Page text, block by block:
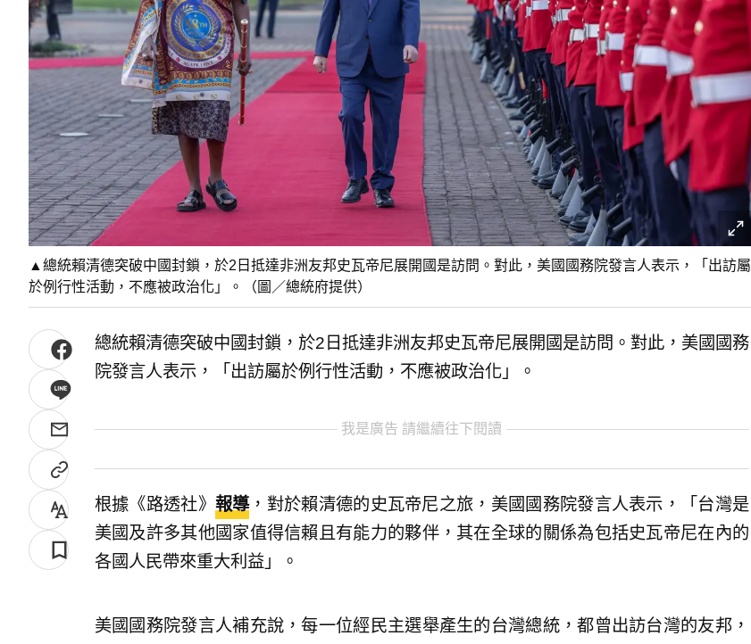
▲總統賴清德突破中國封鎖，於2日抵達非洲友邦史瓦帝尼展開國是訪問。對此，美國國務院發言人表示，「出訪屬
於例行性活動，不應被政治化」。（圖／總統府提供）
總統賴清德突破中國封鎖，於2日抵達非洲友邦史瓦帝尼展開國是訪問。對此，美國國務
院發言人表示，「出訪屬於例行性活動，不應被政治化」。
我是廣告 請繼續往下閱讀
根據《路透社》報導，對於賴清德的史瓦帝尼之旅，美國國務院發言人表示，「台灣是
美國及許多其他國家值得信賴且有能力的夥伴，其在全球的關係為包括史瓦帝尼在內的
各國人民帶來重大利益」。
美國國務院發言人補充說，每一位經民主選舉產生的台灣總統，都曾出訪台灣的友邦，